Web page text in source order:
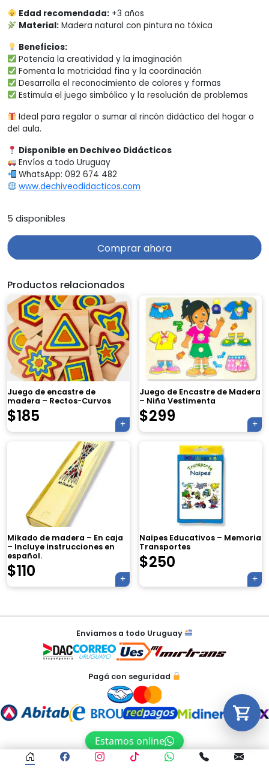
Edad recomendada: +3 años
Material: Madera natural con pintura no tóxica
Beneficios:
Potencia la creatividad y la imaginación
Fomenta la motricidad fina y la coordinación
Desarrolla el reconocimiento de colores y formas
Estimula el juego simbólico y la resolución de problemas
Ideal para regalar o sumar al rincón didáctico del hogar o
del aula.
Disponible en Dechiveo Didácticos
Envíos a todo Uruguay
WhatsApp: 092 674 482
www.dechiveodidacticos.com
5 disponibles
Comprar ahora
Productos relacionados
Juego de encastre de
madera – Rectos-Curvos
$185
Juego de Encastre de Madera
– Niña Vestimenta
$299
Mikado de madera – En caja
– Incluye instrucciones en
español.
$110
Naipes Educativos – Memoria
Transportes
$250
Navegación
entradas
Enviamos a todo Uruguay
Pagá con seguridad
Estamos online
Tu carrito está vacío.
Agregá un producto y aparecerá acá
automáticamente.